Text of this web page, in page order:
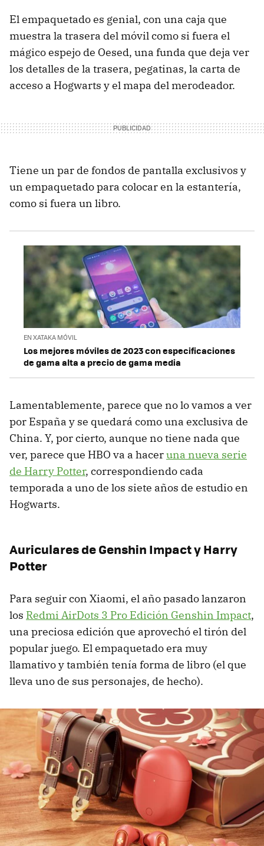
El empaquetado es genial, con una caja que
muestra la trasera del móvil como si fuera el
mágico espejo de Oesed, una funda que deja ver
los detalles de la trasera, pegatinas, la carta de
acceso a Hogwarts y el mapa del merodeador.
Tiene un par de fondos de pantalla exclusivos y
un empaquetado para colocar en la estantería,
como si fuera un libro.
EN XATAKA MÓVIL
Los mejores móviles de 2023 con especificaciones
de gama alta a precio de gama media
Lamentablemente, parece que no lo vamos a ver
por España y se quedará como una exclusiva de
China. Y, por cierto, aunque no tiene nada que
ver, parece que HBO va a haceruna nueva serie
de Harry Potter, correspondiendo cada
temporada a uno de los siete años de estudio en
Hogwarts.
Auriculares de Genshin Impact y Harry
Potter
Para seguir con Xiaomi, el año pasado lanzaron
los Redmi AirDots 3 Pro Edición Genshin Impact,
una preciosa edición que aprovechó el tirón del
popular juego. El empaquetado era muy
llamativo y también tenía forma de libro (el que
lleva uno de sus personajes, de hecho).